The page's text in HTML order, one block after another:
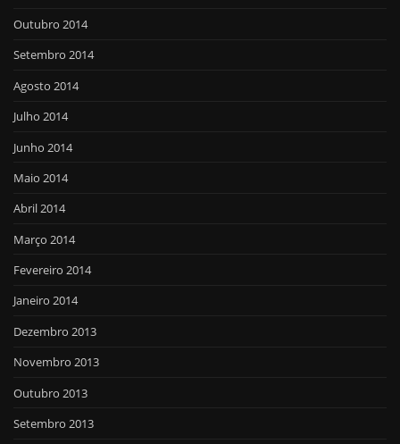
Outubro 2014
Setembro 2014
Agosto 2014
Julho 2014
Junho 2014
Maio 2014
Abril 2014
Março 2014
Fevereiro 2014
Janeiro 2014
Dezembro 2013
Novembro 2013
Outubro 2013
Setembro 2013